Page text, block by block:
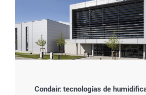
Condair: tecnologías de